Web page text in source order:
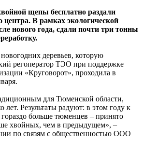
щепы бесплатно раздали
центра. В рамках экологической
нового года, сдали почти три тонны
деревьев, которую
регоператор ТЭО при поддержке
«Круговорот», проходила в
для Тюменской области,
лет. Результаты радуют: в этом году к
больше тюменцев – принято
хвойных, чем в предыдущем», –
по связям с общественностью ООО